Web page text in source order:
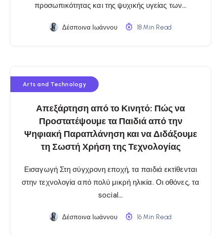
προσωπικότητας και της ψυχικής υγείας των…
Δέσποινα Ιωάννου 18 Min Read
Arts and Technology
Απεξάρτηση από το Κινητό: Πώς να
Προστατέψουμε τα Παιδιά από την
Ψηφιακή Παραπλάνηση και να Διδάξουμε
τη Σωστή Χρήση της Τεχνολογίας
Εισαγωγή Στη σύγχρονη εποχή, τα παιδιά εκτίθενται
στην τεχνολογία από πολύ μικρή ηλικία. Οι οθόνες, τα
social…
Δέσποινα Ιωάννου 16 Min Read